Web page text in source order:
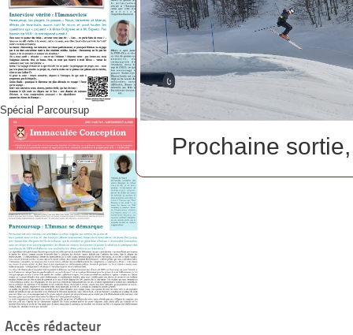
Spécial Parcoursup
Accès rédacteur
Prochaine